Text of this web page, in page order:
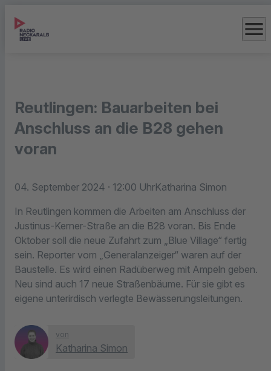
menu
Reutlingen: Bauarbeiten bei
Anschluss an die B28 gehen
voran
04. September 2024 · 12:00 UhrKatharina Simon
In Reutlingen kommen die Arbeiten am Anschluss der
Justinus-Kerner-Straße an die B28 voran. Bis Ende
Oktober soll die neue Zufahrt zum „Blue Village“ fertig
sein. Reporter vom „Generalanzeiger“ waren auf der
Baustelle. Es wird einen Radüberweg mit Ampeln geben.
Neu sind auch 17 neue Straßenbäume. Für sie gibt es
eigene unterirdisch verlegte Bewässerungsleitungen.
von
Katharina Simon